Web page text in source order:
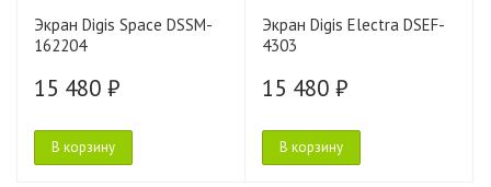
Экран Digis Space DSSM-
162204
15 480 ₽
В корзину
Экран Digis Electra DSEF-
4303
15 480 ₽
В корзину